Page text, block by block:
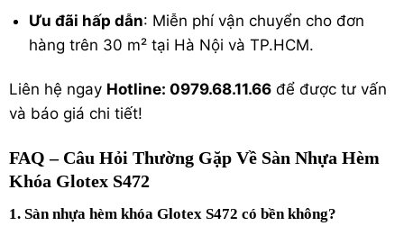
Ưu đãi hấp dẫn: Miễn phí vận chuyển cho đơn
hàng trên 30 m² tại Hà Nội và TP.HCM.
Liên hệ ngay Hotline: 0979.68.11.66 để được tư vấn
và báo giá chi tiết!
FAQ – Câu Hỏi Thường Gặp Về Sàn Nhựa Hèm
Khóa Glotex S472
1. Sàn nhựa hèm khóa Glotex S472 có bền không?